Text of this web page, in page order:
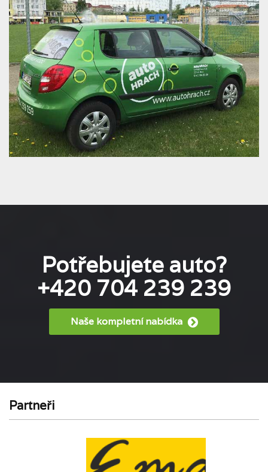
Potřebujete auto?
+420 704 239 239
Naše kompletní nabídka
Partneři